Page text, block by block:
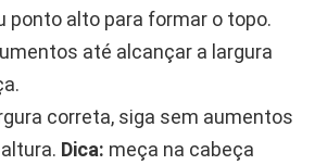
ponto alto para formar o topo.
até alcançar a largura
correta, siga sem aumentos
Dica: meça na cabeça